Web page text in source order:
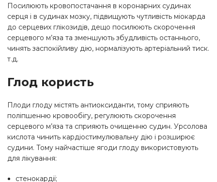
Посилюють кровопостачання в коронарних судинах
серця і в судинах мозку, підвищують чутливість міокарда
до серцевих глікозидів, дещо посилюють скорочення
серцевого м’яза та зменшують збудливість останнього,
чинять заспокійливу дію, нормалізують артеріальний тиск.
т.д.
Глод користь
Плоди глоду містять антиоксиданти, тому сприяють
поліпшенню кровообігу, регулюють скорочення
серцевого м’яза та сприяють очищенню судин. Урсолова
кислота чинить кардіостимулювальну дію і розширює
судини. Тому найчастіше ягоди глоду використовують
для лікування:
стенокардії;